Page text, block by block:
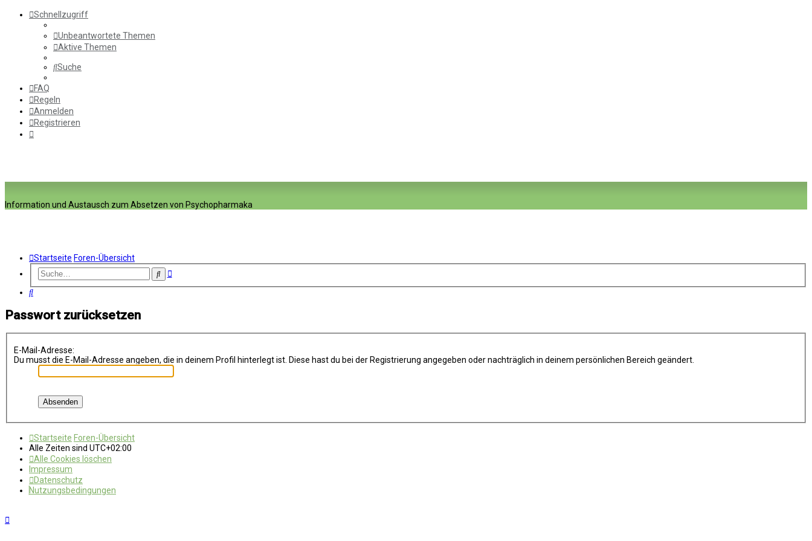
Schnellzugriff
Unbeantwortete Themen
Aktive Themen
Suche
FAQ
Regeln
Anmelden
Registrieren
Information und Austausch zum Absetzen von Psychopharmaka
Startseite Foren-Übersicht
SucheErweiterte
Suche
Passwort zurücksetzen
E-Mail-Adresse:
Du musst die E-Mail-Adresse angeben, die in deinem Profil hinterlegt ist. Diese hast du bei der Registrierung angegeben oder nachträglich in deinem persönlichen Bereich geändert.
Startseite Foren-Übersicht
Alle Zeiten sind UTC+02:00
Alle Cookies löschen
Impressum
Datenschutz
Nutzungsbedingungen